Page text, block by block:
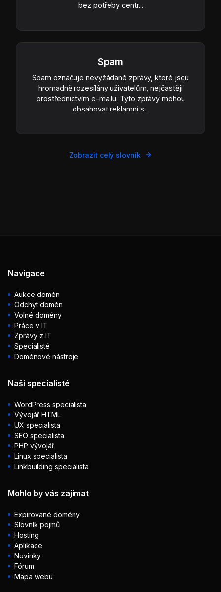
bez potřeby centr...
Spam
Spam označuje nevyžádané zprávy, které jsou
hromadně rozesílány uživatelům, nejčastěji
prostřednictvím e-mailu. Tyto zprávy mohou
obsahovat reklamní s...
Zobrazit celý slovník
Navigace
Aukce domén
Odchyt domén
Volné domény
Práce v IT
Zprávy z IT
Specialisté
Doménové nástroje
Naši specialisté
WordPress specialista
Vývojář HTML
UX specialista
SEO specialista
PHP vývojář
Linux specialista
Linkbuilding specialista
Mohlo by vás zajímat
Expirované domény
Slovník pojmů
Hosting
Aplikace
Novinky
Fórum
Mapa webu